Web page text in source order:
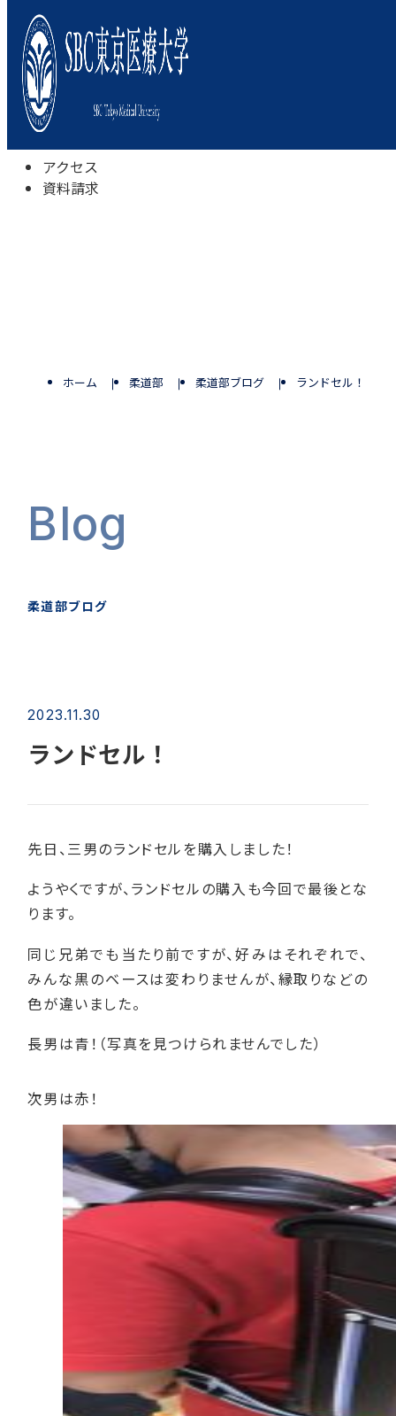
本学について
学びの特色
学部・学科
キャンパスライフ
入試情報
受験相談会
アクセス
資料請求
Blog
柔道部ブログ
ホーム 柔道部 柔道部ブログ ランドセル！
2023.11.30
ランドセル！
先日、三男のランドセルを購入しました！
ようやくですが、ランドセルの購入も今回で最後とな
ります。
同じ兄弟でも当たり前ですが、好みはそれぞれで、
みんな黒のベースは変わりませんが、縁取りなどの
色が違いました。
長男は青！（写真を見つけられませんでした）
次男は赤！